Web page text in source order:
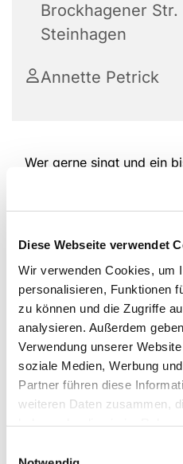
Diese Webseite verwendet
Wir verwenden Cookies, um
personalisieren, Funktionen
zu können und die Zugriffe
analysieren. Außerdem
Verwendung unserer
soziale Medien, Werbung
Partner führen diese
weiteren Daten zusammen,
Brockhagener
Steinhagen
Annette Petrick
Wer gerne singt und ein
hat, ist herzlich
reinzuschauen und
Komponisten wie Bach,
Gospels. Die Mitglieder
bei Konzerten, aber auch
anderen